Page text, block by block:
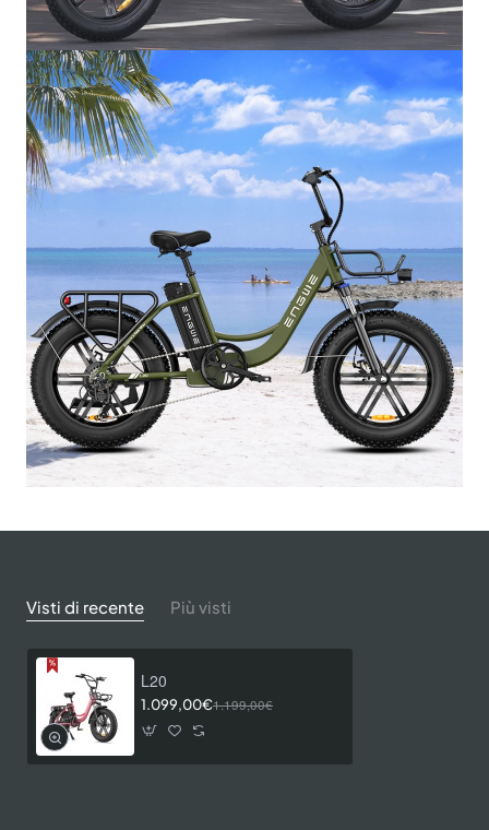
settore delle e-bike.
Scopri la libertà di muoverti con ENGWE L20!
Visti di recente Più visti
L20
1.099,00€1.199,00€